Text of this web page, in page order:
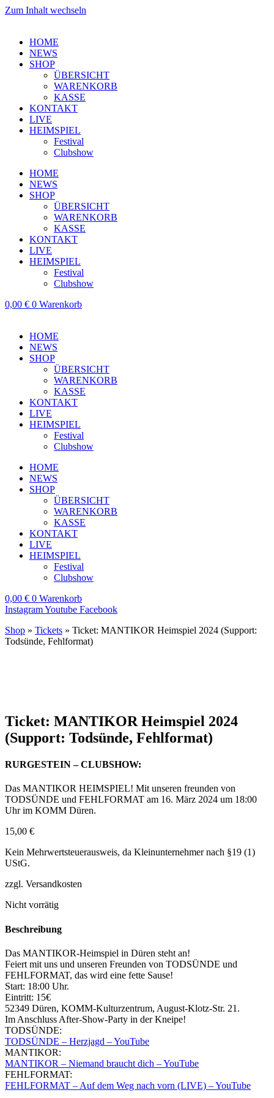
Zum Inhalt wechseln
HOME
NEWS
SHOP
ÜBERSICHT
WARENKORB
KASSE
KONTAKT
LIVE
HEIMSPIEL
Festival
Clubshow
HOME
NEWS
SHOP
ÜBERSICHT
WARENKORB
KASSE
KONTAKT
LIVE
HEIMSPIEL
Festival
Clubshow
0,00 € 0 Warenkorb
HOME
NEWS
SHOP
ÜBERSICHT
WARENKORB
KASSE
KONTAKT
LIVE
HEIMSPIEL
Festival
Clubshow
HOME
NEWS
SHOP
ÜBERSICHT
WARENKORB
KASSE
KONTAKT
LIVE
HEIMSPIEL
Festival
Clubshow
0,00 € 0 Warenkorb
InstagramYoutube Facebook
Shop » Tickets » Ticket: MANTIKOR Heimspiel 2024 (Support:
Todsünde, Fehlformat)
AUSVERKAUFT
Ticket: MANTIKOR Heimspiel 2024
(Support: Todsünde, Fehlformat)
RURGESTEIN – CLUBSHOW:
Das MANTIKOR HEIMSPIEL! Mit unseren freunden von
TODSÜNDE und FEHLFORMAT am 16. März 2024 um 18:00
Uhr im KOMM Düren.
15,00 €
Kein Mehrwertsteuerausweis, da Kleinunternehmer nach §19 (1)
UStG.
zzgl. Versandkosten
Nicht vorrätig
Beschreibung
Das MANTIKOR-Heimspiel in Düren steht an!
Feiert mit uns und unseren Freunden von TODSÜNDE und
FEHLFORMAT, das wird eine fette Sause!
Start: 18:00 Uhr.
Eintritt: 15€
52349 Düren, KOMM-Kulturzentrum, August-Klotz-Str. 21.
Im Anschluss After-Show-Party in der Kneipe!
TODSÜNDE:
TODSÜNDE – Herzjagd – YouTube
MANTIKOR:
MANTIKOR – Niemand braucht dich – YouTube
FEHLFORMAT:
FEHLFORMAT – Auf dem Weg nach vorn (LIVE) – YouTube